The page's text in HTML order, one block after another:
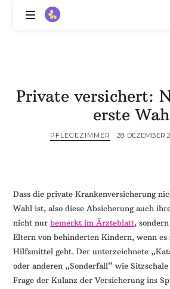
ZitronenBitter
mit
treffe
dein
Mut
und
ein
Lächeln
//
Private versichert:
erste
PFLEGEZIMMER 28. DEZEMBER
Dass die private Krankenversicherung
Wahl ist, also diese Absicherung auch
nicht nurbemerkt im Ärzteblatt,
Eltern von behinderten Kindern, wenn
Hilfsmittel geht. Der unterzeichnete
oder anderen „Sonderfall“ wie
Frage der Kulanz der Versicherung ins